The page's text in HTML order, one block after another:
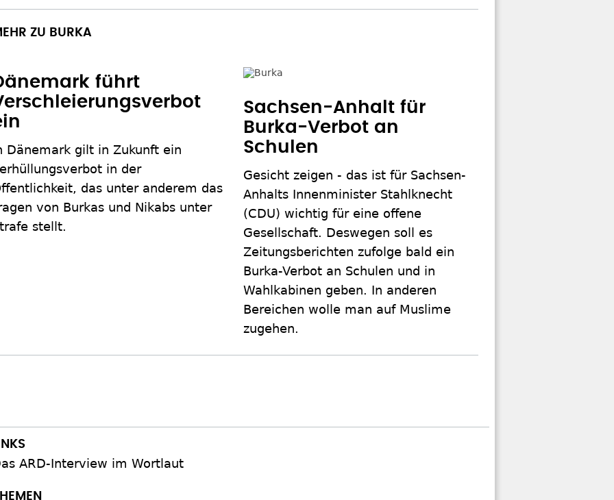
ZU BURKA
führt
Dänemark gilt in Zukunft ein
in der
das unter anderem das
von Burkas und Nikabs unter
stellt.
Sachsen-Anhalt für
Burka-Verbot an
Schulen
Gesicht zeigen - das ist für Sachsen-
Anhalts Innenminister Stahlknecht
(CDU) wichtig für eine offene
Gesellschaft. Deswegen soll es
Zeitungsberichten zufolge bald ein
Burka-Verbot an Schulen und in
Wahlkabinen geben. In anderen
Bereichen wolle man auf Muslime
zugehen.
ARD-Interview im Wortlaut